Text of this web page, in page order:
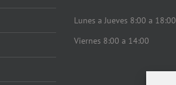
Lunes a Jueves 8:00 a 18:00
Viernes 8:00 a 14:00